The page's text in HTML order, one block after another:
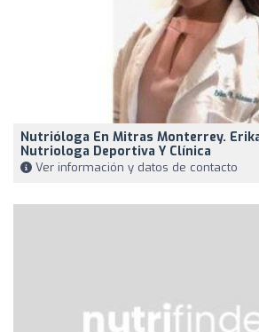
Nutrióloga En Mitras Monterrey.
Nutriologa Deportiva Y Clínica
Ver información y datos de contacto